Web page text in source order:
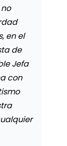
en el
de
Jefa
con